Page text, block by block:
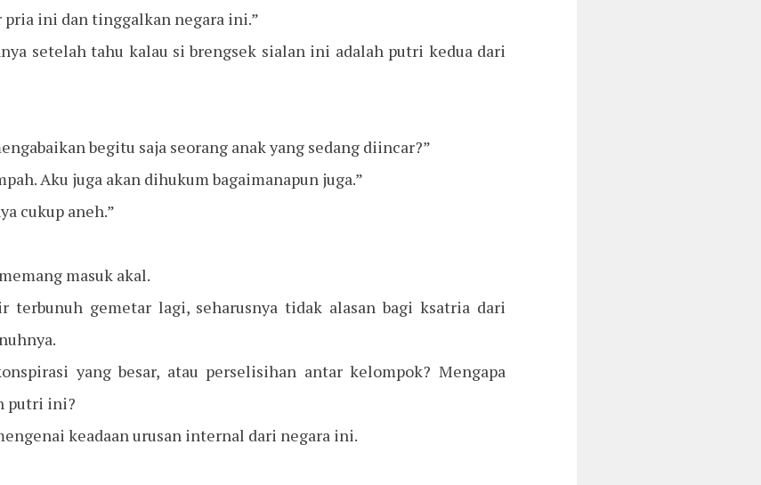
pria ini dan tinggalkan negara ini.”
setelah tahu kalau si brengsek sialan ini adalah putri kedua dari
begitu saja seorang anak yang sedang diincar?”
Aku juga akan dihukum bagaimanapun juga.”
cukup aneh.”
masuk akal.
terbunuh gemetar lagi, seharusnya tidak alasan bagi ksatria dari
yang besar, atau perselisihan antar kelompok? Mengapa
putri ini?
keadaan urusan internal dari negara ini.